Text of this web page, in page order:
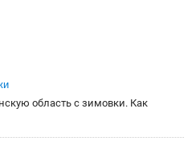
область с зимовки. Как